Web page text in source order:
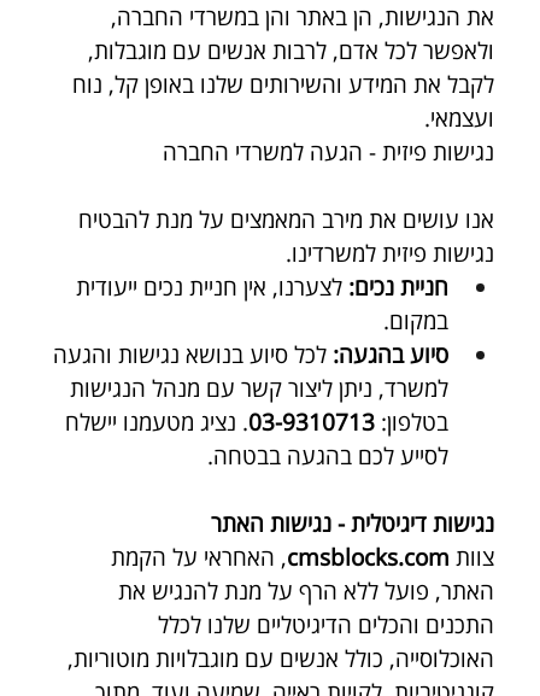
את הנגישות, הן באתר והן במשרדי החברה,
ולאפשר לכל אדם, לרבות אנשים עם מוגבלות,
לקבל את המידע והשירותים שלנו באופן קל, נוח
ועצמאי.
נגישות פיזית - הגעה למשרדי החברה
אנו עושים את מירב המאמצים על מנת להבטיח
נגישות פיזית למשרדינו.
חניית נכים: לצערנו, אין חניית נכים ייעודית
במקום.
סיוע בהגעה: לכל סיוע בנושא נגישות והגעה
למשרד, ניתן ליצור קשר עם מנהל הנגישות
בטלפון: 03-9310713. נציג מטעמנו יישלח
לסייע לכם בהגעה בבטחה.
נגישות דיגיטלית - נגישות האתר
צוות cmsblocks.com, האחראי על הקמת
האתר, פועל ללא הרף על מנת להנגיש את
התכנים והכלים הדיגיטליים שלנו לכלל
האוכלוסייה, כולל אנשים עם מוגבלויות מוטוריות,